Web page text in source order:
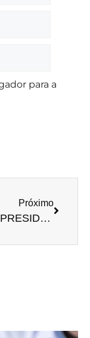
para a
Próximo
ATO DO PRESIDENTE DA MESA DO CONGRESSO NACIONAL Nº 44, DE 2020